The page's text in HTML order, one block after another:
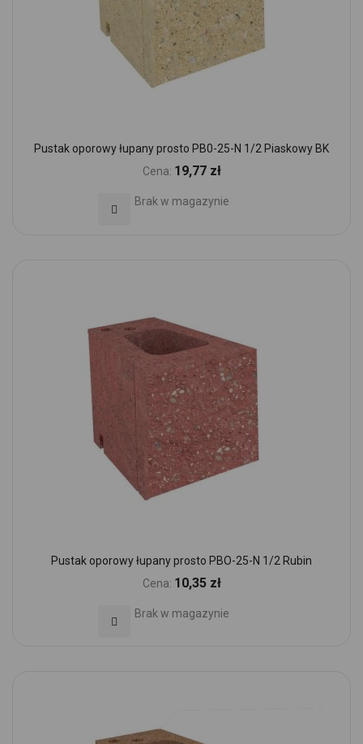
Pustak oporowy łupany prosto PB0-25-N 1/2 Piaskowy BK
Cena: 19,77 zł
Brak w magazynie
Dodaj do Ulubionych
Pustak oporowy łupany prosto PBO-25-N 1/2 Rubin
Cena: 10,35 zł
Brak w magazynie
Dodaj do Ulubionych